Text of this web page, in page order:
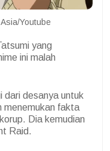
Youtube
yang
ini malah
dari desanya untuk
menemukan fakta
Dia kemudian
Raid.